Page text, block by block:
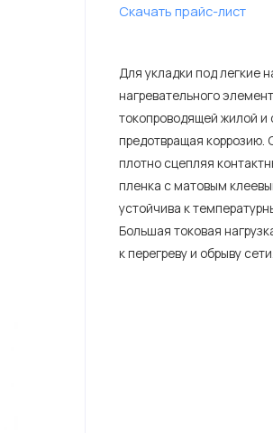
Скачать прайс-лист
Для укладки под легкие
нагревательного
токопроводящей жилой и
предотвращая коррозию.
плотно сцепляя
пленка с матовым
устойчива к
Большая токовая
к перегреву и обрыву сети.